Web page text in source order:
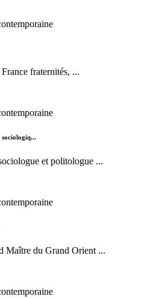
fraternités, ...
sociologiq...
et politologue ...
Maître du Grand Orient ...